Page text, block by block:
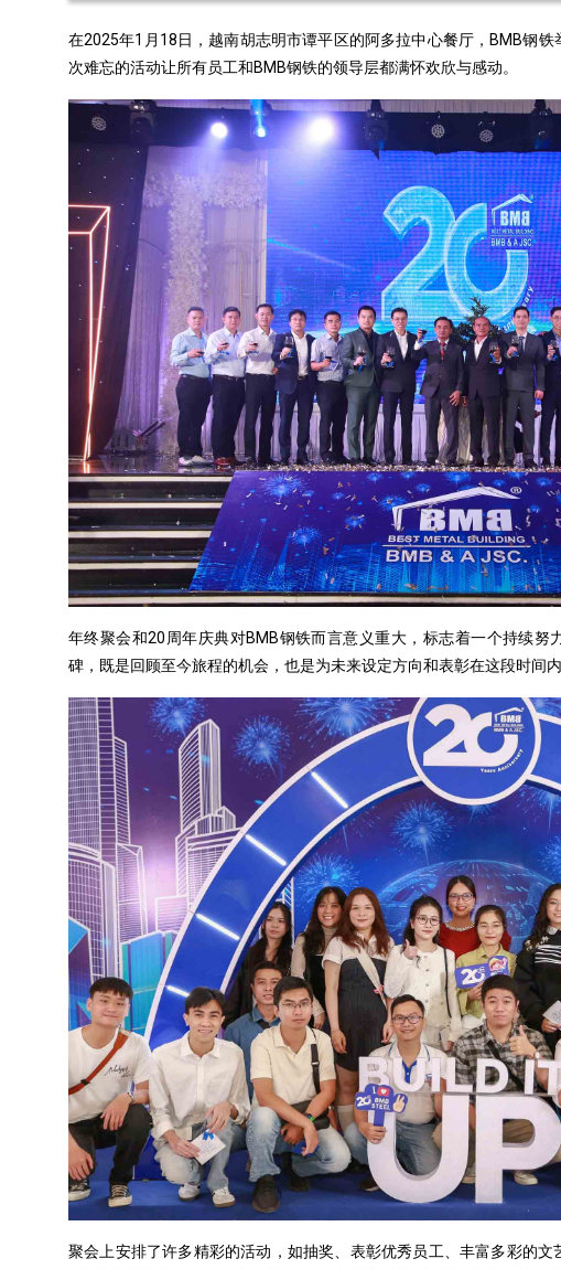
在2025年1月18日，越南胡志明市谭平区的阿多拉中心餐厅，BMB钢
次难忘的活动让所有员工和BMB钢铁的领导层都满怀欢欣与感动。
年终聚会和20周年庆典对BMB钢铁而言意义重大，标志着一个持续努
碑，既是回顾至今旅程的机会，也是为未来设定方向和表彰在这段时间
聚会上安排了许多精彩的活动，如抽奖、表彰优秀员工、丰富多彩的